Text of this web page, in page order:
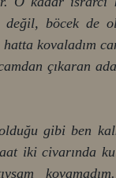
değil, böcek de
kovaladım
çıkaran
gibi ben
iki civarında